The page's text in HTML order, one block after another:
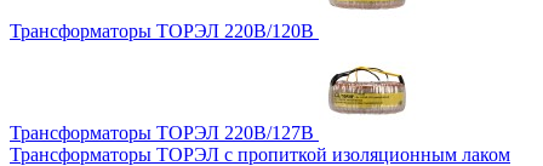
Трансформаторы ТОРЭЛ 220В/120В
Трансформаторы ТОРЭЛ 220В/127В
Трансформаторы ТОРЭЛ с пропиткой изоляционным лаком